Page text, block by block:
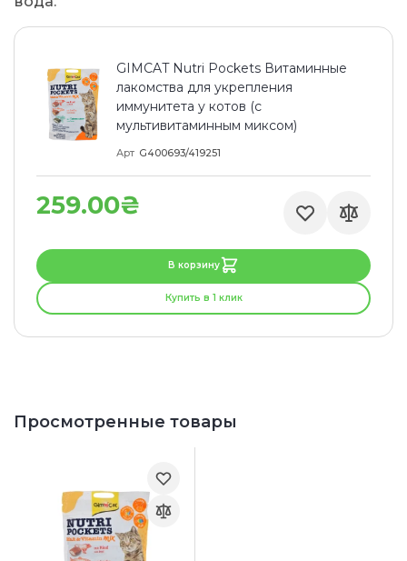
GIMCAT Nutri Pockets Витаминные
лакомства для укрепления
иммунитета у котов (с
мультивитаминным миксом)
Арт G400693/419251
259.00₴
В корзину
Купить в 1 клик
Просмотренные товары